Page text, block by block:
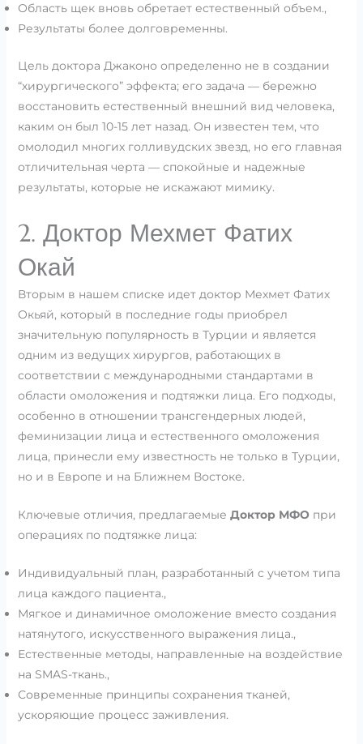
Область щек вновь обретает естественный объем.,
Результаты более долговременны.
Цель доктора Джаконо определенно не в создании
“хирургического” эффекта; его задача — бережно
восстановить естественный внешний вид человека,
каким он был 10-15 лет назад. Он известен тем, что
омолодил многих голливудских звезд, но его главная
отличительная черта — спокойные и надежные
результаты, которые не искажают мимику.
2. Доктор Мехмет Фатих
Окай
Вторым в нашем списке идет доктор Мехмет Фатих
Окьяй, который в последние годы приобрел
значительную популярность в Турции и является
одним из ведущих хирургов, работающих в
соответствии с международными стандартами в
области омоложения и подтяжки лица. Его подходы,
особенно в отношении трансгендерных людей,
феминизации лица и естественного омоложения
лица, принесли ему известность не только в Турции,
но и в Европе и на Ближнем Востоке.
Ключевые отличия, предлагаемые Доктор МФОпри
операциях по подтяжке лица:
Индивидуальный план, разработанный с учетом типа
лица каждого пациента.,
Мягкое и динамичное омоложение вместо создания
натянутого, искусственного выражения лица.,
Естественные методы, направленные на воздействие
на SMAS-ткань.,
Современные принципы сохранения тканей,
ускоряющие процесс заживления.